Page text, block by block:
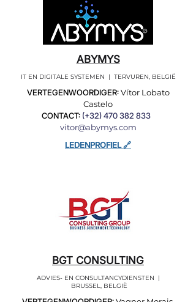
ABYMYS
IT EN DIGITALE SYSTEMEN | TERVUREN, BELGIË
VERTEGENWOORDIGER:Vítor Lobato
Castelo
CONTACT: (+32)470 382 833
vitor@abymys.com
LEDENPROFIEL 🔗
BGT CONSULTING
ADVIES- EN CONSULTANCYDIENSTEN |
BRUSSEL, BELGIË